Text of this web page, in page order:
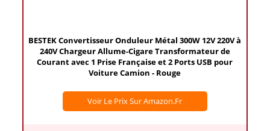
BESTEK Convertisseur Onduleur Métal 300W 12V 220V à
240V Chargeur Allume-Cigare Transformateur de
Courant avec 1 Prise Française et 2 Ports USB pour
Voiture Camion - Rouge
Voir Le Prix Sur Amazon.fr